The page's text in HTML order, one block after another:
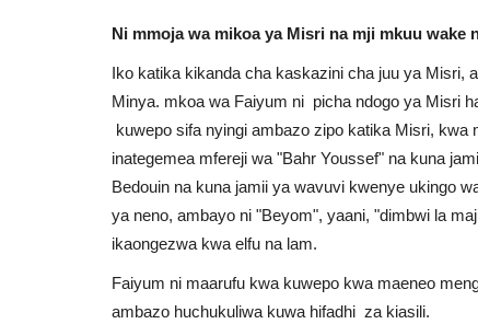
Ni mmoja wa mikoa ya Misri na mji mkuu wake
Iko katika kikanda cha kaskazini cha juu ya Misri,
Minya. mkoa wa Faiyum ni picha ndogo ya Misri
kuwepo sifa nyingi ambazo zipo katika Misri,
inategemea mfereji wa "Bahr Youssef" na kuna
Bedouin na kuna jamii ya wavuvi kwenye ukingo
ya neno, ambayo ni "Beyom", yaani, "dimbwi la
ikaongezwa kwa elfu na lam.
Faiyum ni maarufu kwa kuwepo kwa maeneo
ambazo huchukuliwa kuwa hifadhi za kiasili.